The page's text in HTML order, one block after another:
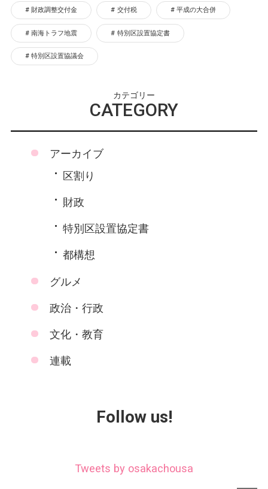
財政調整交付金 交付税 平成の大合併
南海トラフ地震 特別区設置協定書
特別区設置協議会
カテゴリー
CATEGORY
アーカイブ
区割り
財政
特別区設置協定書
都構想
グルメ
政治・行政
文化・教育
連載
Follow us!
Tweets by osakachousa